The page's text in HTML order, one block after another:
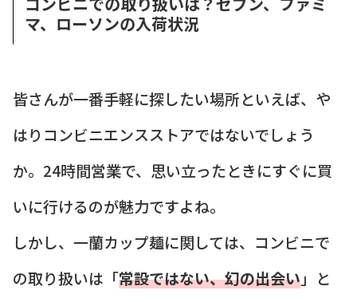
マ、ローソンの入荷状況
皆さんが一番手軽に探したい場所といえば、や
はりコンビニエンスストアではないでしょう
か。24時間営業で、思い立ったときにすぐに買
いに行けるのが魅力ですよね。
しかし、一蘭カップ麺に関しては、コンビニで
の取り扱いは「常設ではない、幻の出会い」と